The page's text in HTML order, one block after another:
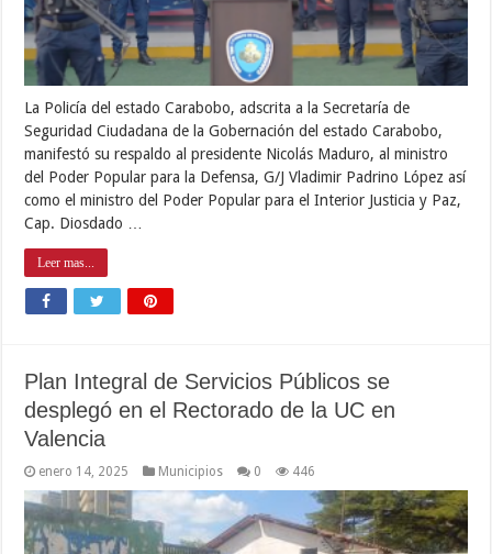
La Policía del estado Carabobo, adscrita a la Secretaría de
Seguridad Ciudadana de la Gobernación del estado Carabobo,
manifestó su respaldo al presidente Nicolás Maduro, al ministro
del Poder Popular para la Defensa, G/J Vladimir Padrino López así
como el ministro del Poder Popular para el Interior Justicia y Paz,
Cap. Diosdado …
Leer mas...
Plan Integral de Servicios Públicos se
desplegó en el Rectorado de la UC en
Valencia
enero 14, 2025 Municipios 0 446